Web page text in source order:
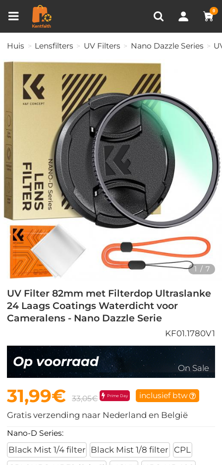
0
RECENT BEKEKEN
Huis Lensfilters UV Filters Nano Dazzle Series
1 / 7
UV Filter 82mm met Filterdop Ultraslanke
24 Laags Coatings Waterdicht voor
Cameralens - Nano Dazzle Serie
KF01.1780V1
Op voorraad On Sale
31,99€ 33,05€ Prime Day inclusief btw
Gratis verzending naar Nederland en België
Nano-D Series:
Black Mist 1/4 filter Black Mist 1/8 filter
CPL